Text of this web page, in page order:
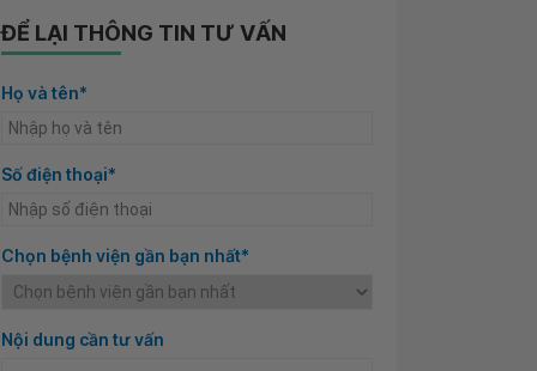
ĐỂ LẠI THÔNG TIN TƯ VẤN
Họ và tên*
Số điện thoại*
Chọn bệnh viện gần bạn nhất*
Nội dung cần tư vấn